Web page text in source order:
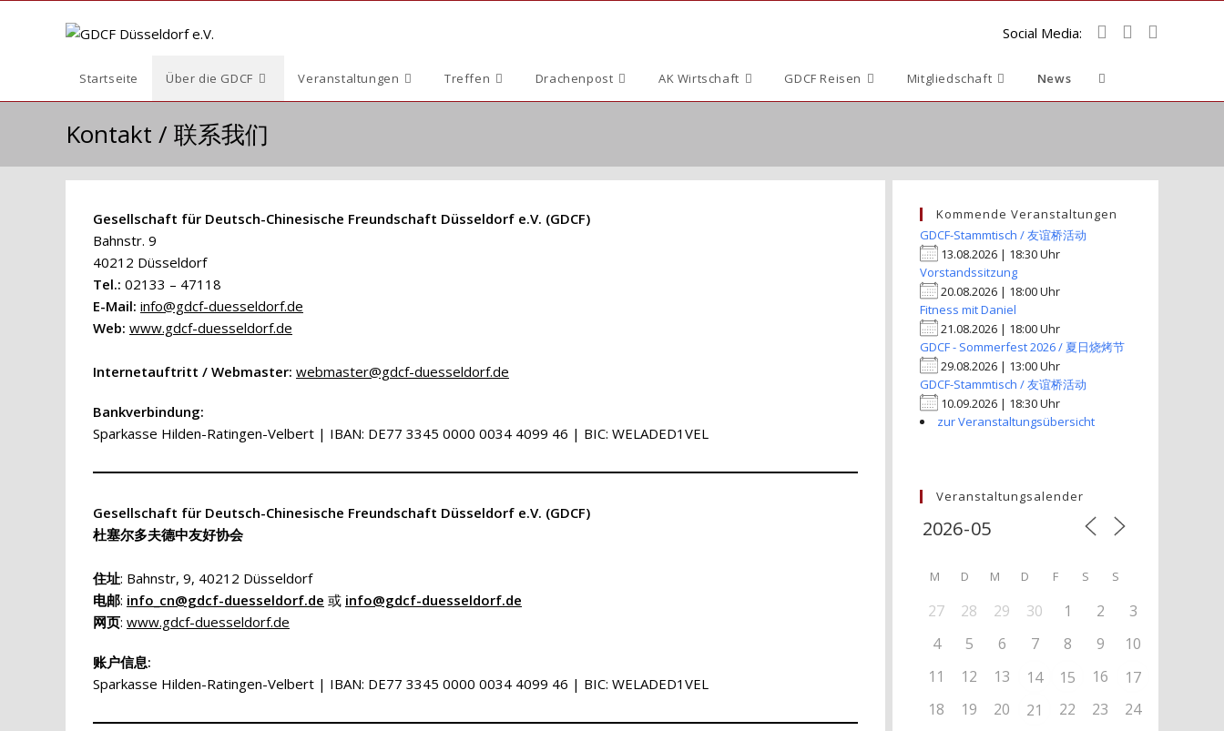
Social Media:
Startseite Über die GDCF Veranstaltungen Treffen Drachenpost AK Wirtschaft GDCF Reisen Mitgliedschaft News Website-
umschalten
Kontakt / 联系我们
Gesellschaft für Deutsch-Chinesische Freundschaft Düsseldorf e.V. (GDCF)
Bahnstr. 9
40212 Düsseldorf
Tel.: 02133 – 47118
E-Mail: info@gdcf-duesseldorf.de
Web: www.gdcf-duesseldorf.de
Internetauftritt / Webmaster: webmaster@gdcf-duesseldorf.de
Bankverbindung:
Sparkasse Hilden-Ratingen-Velbert | IBAN: DE77 3345 0000 0034 4099 46 | BIC: WELADED1VEL
Gesellschaft für Deutsch-Chinesische Freundschaft Düsseldorf e.V. (GDCF)
杜塞尔多夫德中友好协会
住址: Bahnstr, 9, 40212 Düsseldorf
电邮: info_cn@gdcf-duesseldorf.de 或 info@gdcf-duesseldorf.de
网页: www.gdcf-duesseldorf.de
账户信息:
Sparkasse Hilden-Ratingen-Velbert | IBAN: DE77 3345 0000 0034 4099 46 | BIC: WELADED1VEL
Kommende Veranstaltungen
GDCF-Stammtisch / 友谊桥活动
13.08.2026 | 18:30 Uhr
Vorstandssitzung
20.08.2026 | 18:00 Uhr
Fitness mit Daniel
21.08.2026 | 18:00 Uhr
GDCF - Sommerfest 2026 / 夏日烧烤节
29.08.2026 | 13:00 Uhr
GDCF-Stammtisch / 友谊桥活动
10.09.2026 | 18:30 Uhr
zur Veranstaltungsübersicht
Veranstaltungsalender
M D M D F S S
27 28 29 30 1 2
3
4
5 6 7 8 9
10
11
12 13 14 15 16
17
18
19 20 21 22 23
24